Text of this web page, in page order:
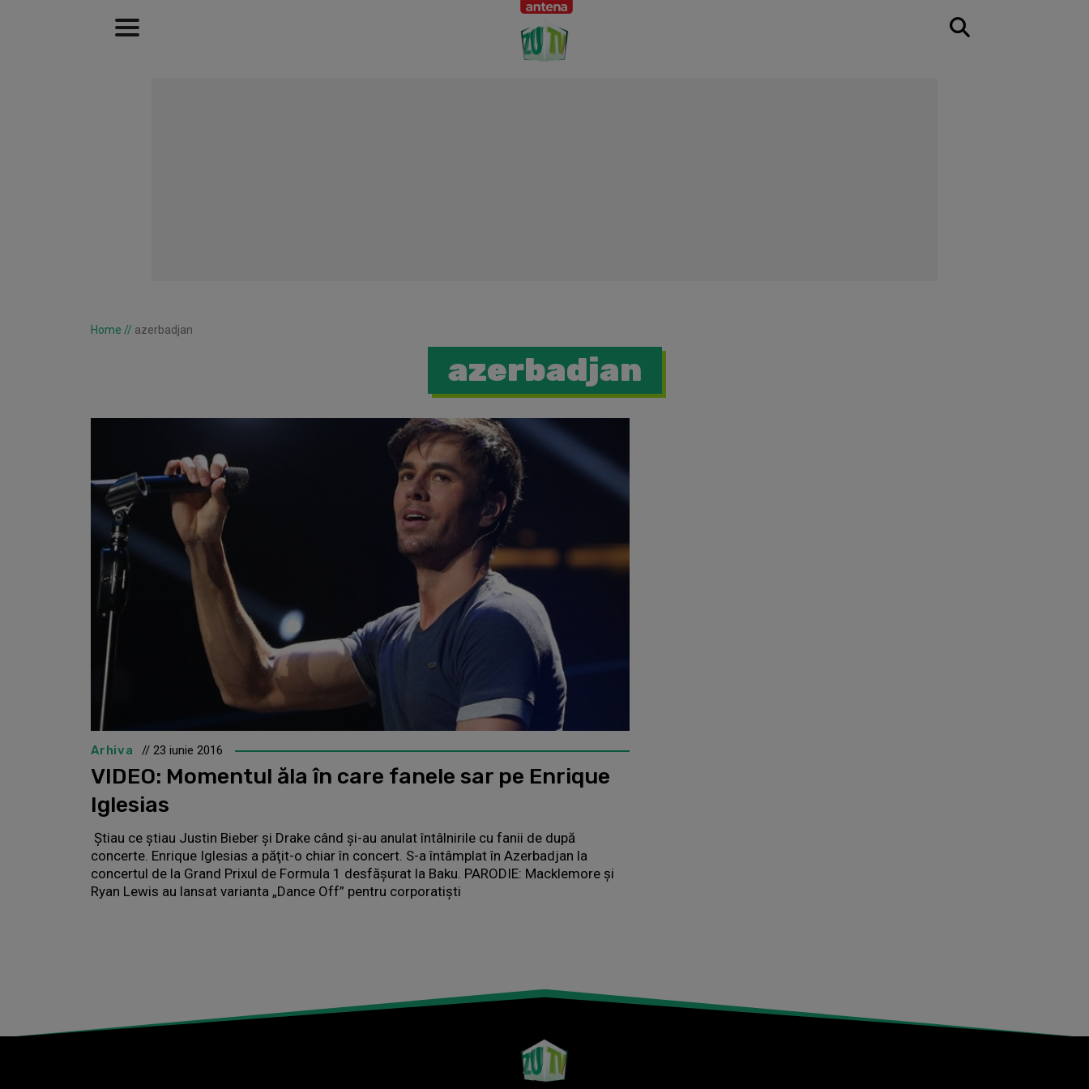
Home // azerbadjan
azerbadjan
Arhiva // 23 iunie 2016
VIDEO: Momentul ăla în care fanele sar pe Enrique
Iglesias
Ştiau ce ştiau Justin Bieber şi Drake când şi-au anulat întâlnirile cu fanii de după
concerte. Enrique Iglesias a păţit-o chiar în concert. S-a întâmplat în Azerbadjan la
concertul de la Grand Prixul de Formula 1 desfăşurat la Baku. PARODIE: Macklemore şi
Ryan Lewis au lansat varianta „Dance Off” pentru corporatişti